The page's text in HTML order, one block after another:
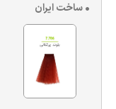
• ساخت ایران